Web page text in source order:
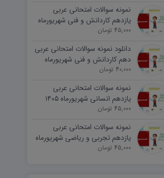
نمونه سوالات امتحانی عربی
یازدهم کاردانش و فنی شهریورماه
۱۴۰۵ word
45,000 تومان
دانلود نمونه سوالات امتحانی عربی
دهم کاردانش و فنی شهریورماه
۱۴۰۵ word
40,000 تومان
نمونه سوالات امتحانی عربی
یازدهم انسانی شهریورماه ۱۴۰۵
word
45,000 تومان
نمونه سوالات امتحانی عربی
یازدهم تجربی و ریاضی شهریورماه
۱۴۰۵ word
45,000 تومان